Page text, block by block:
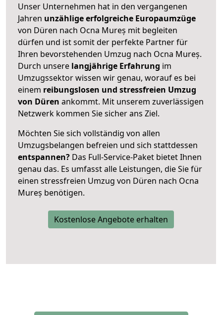
Unser Unternehmen hat in den vergangenen
Jahren unzählige erfolgreiche Europaumzüge
von Düren nach Ocna Mureș mit begleiten
dürfen und ist somit der perfekte Partner für
Ihren bevorstehenden Umzug nach Ocna Mureș.
Durch unsere langjährige Erfahrung im
Umzugssektor wissen wir genau, worauf es bei
einem reibungslosen und stressfreien Umzug
von Düren ankommt. Mit unserem zuverlässigen
Netzwerk kommen Sie sicher ans Ziel.
Möchten Sie sich vollständig von allen
Umzugsbelangen befreien und sich stattdessen
entspannen? Das Full-Service-Paket bietet Ihnen
genau das. Es umfasst alle Leistungen, die Sie für
einen stressfreien Umzug von Düren nach Ocna
Mureș benötigen.
Kostenlose Angebote erhalten